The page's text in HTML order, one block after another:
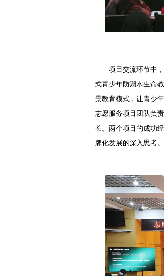
项目交流环节中
式青少年防溺水生命
景教育模式，让青少
志愿服务项目团队负
长。两个项目的成功
牌化发展的深入思考。